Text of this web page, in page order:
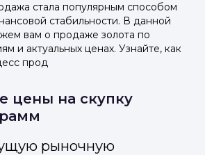
стала популярным способом
стабильности. В данной
вам о продаже золота по
и актуальных ценах. Узнайте, как
прод
цены на скупку
рыночную